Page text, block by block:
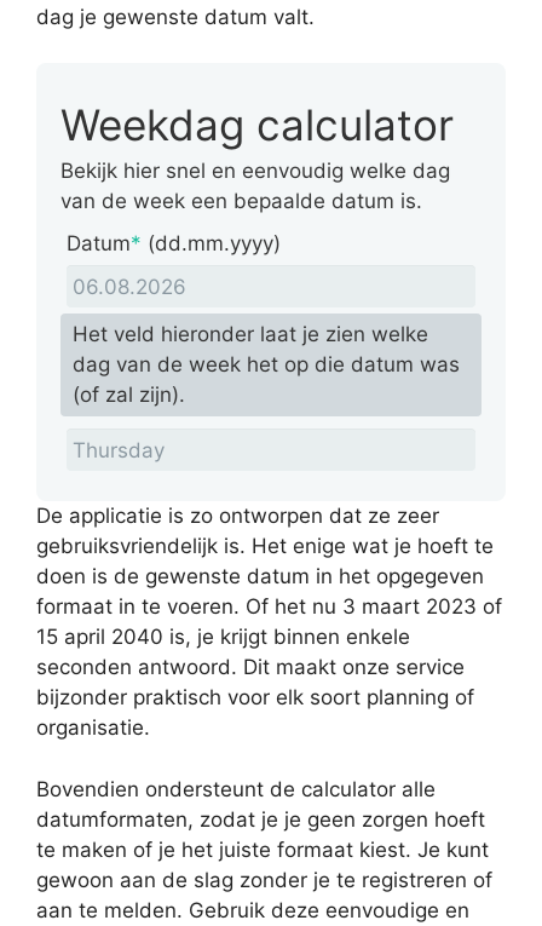
dag je gewenste datum valt.
Weekdag calculator
Bekijk hier snel en eenvoudig welke dag
van de week een bepaalde datum is.
Datum* (dd.mm.yyyy)
Het veld hieronder laat je zien welke
dag van de week het op die datum was
(of zal zijn).
De applicatie is zo ontworpen dat ze zeer
gebruiksvriendelijk is. Het enige wat je hoeft te
doen is de gewenste datum in het opgegeven
formaat in te voeren. Of het nu 3 maart 2023 of
15 april 2040 is, je krijgt binnen enkele
seconden antwoord. Dit maakt onze service
bijzonder praktisch voor elk soort planning of
organisatie.
Bovendien ondersteunt de calculator alle
datumformaten, zodat je je geen zorgen hoeft
te maken of je het juiste formaat kiest. Je kunt
gewoon aan de slag zonder je te registreren of
aan te melden. Gebruik deze eenvoudige en